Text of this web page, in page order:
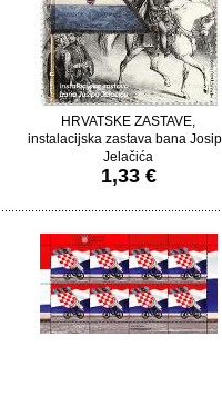
HRVATSKE ZASTAVE,
instalacijska zastava bana
Jelačića
1,33 €